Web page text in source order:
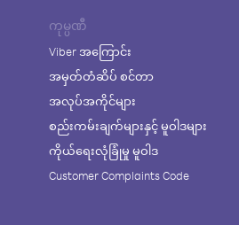
ကုမ္ပဏီ
Viber အကြောင်း
အမှတ်တံဆိပ် စင်တာ
အလုပ်အကိုင်များ
စည်းကမ်းချက်များနှင့် မူဝါဒများ
ကိုယ်ရေးလုံခြုံမှု မူဝါဒ
Customer Complaints Code